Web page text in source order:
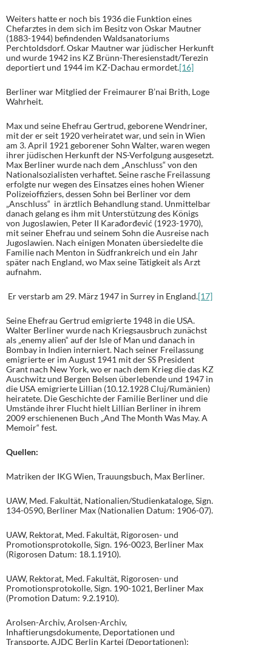
Weiters hatte er noch bis 1936 die Funktion eines
Chefarztes in dem sich im Besitz von Oskar Mautner
(1883-1944) befindenden Waldsanatoriums
Perchtoldsdorf. Oskar Mautner war jüdischer Herkunft
und wurde 1942 ins KZ Brünn-Theresienstadt/Terezin
deportiert und 1944 im KZ-Dachau ermordet.[16]
Berliner war Mitglied der Freimaurer B’nai Brith, Loge
Wahrheit.
Max und seine Ehefrau Gertrud, geborene Wendriner,
mit der er seit 1920 verheiratet war, und sein in Wien
am 3. April 1921 geborener Sohn Walter, waren wegen
ihrer jüdischen Herkunft der NS-Verfolgung ausgesetzt.
Max Berliner wurde nach dem „Anschluss“ von den
Nationalsozialisten verhaftet. Seine rasche Freilassung
erfolgte nur wegen des Einsatzes eines hohen Wiener
Polizeioffiziers, dessen Sohn bei Berliner vor dem
„Anschluss“ in ärztlich Behandlung stand. Unmittelbar
danach gelang es ihm mit Unterstützung des Königs
von Jugoslawien, Peter II Karađorđević (1923-1970),
mit seiner Ehefrau und seinem Sohn die Ausreise nach
Jugoslawien. Nach einigen Monaten übersiedelte die
Familie nach Menton in Südfrankreich und ein Jahr
später nach England, wo Max seine Tätigkeit als Arzt
aufnahm.
Er verstarb am 29. März 1947 in Surrey in England.[17]
Seine Ehefrau Gertrud emigrierte 1948 in die USA.
Walter Berliner wurde nach Kriegsausbruch zunächst
als „enemy alien“ auf der Isle of Man und danach in
Bombay in Indien interniert. Nach seiner Freilassung
emigrierte er im August 1941 mit der SS President
Grant nach New York, wo er nach dem Krieg die das KZ
Auschwitz und Bergen Belsen überlebende und 1947 in
die USA emigrierte Lillian (10.12.1928 Cluj/Rumänien)
heiratete. Die Geschichte der Familie Berliner und die
Umstände ihrer Flucht hielt Lillian Berliner in ihrem
2009 erschienenen Buch „And The Month Was May. A
Memoir“ fest.
Quellen:
Matriken der IKG Wien, Trauungsbuch, Max Berliner.
UAW, Med. Fakultät, Nationalien/Studienkataloge, Sign.
134-0590, Berliner Max (Nationalien Datum: 1906-07).
UAW, Rektorat, Med. Fakultät, Rigorosen- und
Promotionsprotokolle, Sign. 196-0023, Berliner Max
(Rigorosen Datum: 18.1.1910).
UAW, Rektorat, Med. Fakultät, Rigorosen- und
Promotionsprotokolle, Sign. 190-1021, Berliner Max
(Promotion Datum: 9.2.1910).
Arolsen-Archiv, Arolsen-Archiv,
Inhaftierungsdokumente, Deportationen und
Transporte, AJDC Berlin Kartei (Deportationen):